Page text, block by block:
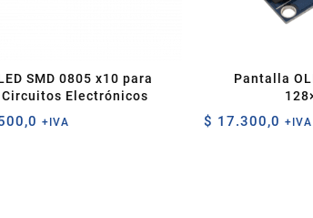
SMD 0805 x10 para
Circuitos Electrónicos
+IVA
Pantalla
$ 17.300,0 +IVA